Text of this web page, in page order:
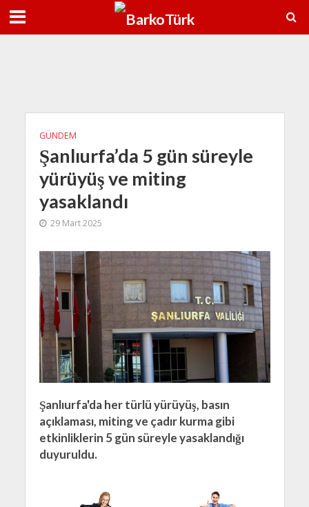
38°C 8 Ağu
GÜNDEM
Şanlıurfa’da 5 gün süreyle
yürüyüş ve miting
yasaklandı
29 Mart 2025
Şanlıurfa'da her türlü yürüyüş, basın
açıklaması, miting ve çadır kurma gibi
etkinliklerin 5 gün süreyle yasaklandığı
duyuruldu.